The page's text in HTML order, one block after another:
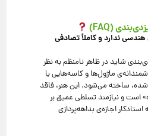
ندارد و کاملاً تصادفی
شاید در ظاهر نامنظم به نظر
ماژول‌ها و کاسه‌هایی با
ساخته می‌شود. این هنر، فاقد
است و نیازمند تسلطی عمیق بر
اجازه‌ی بداهه‌پردازی